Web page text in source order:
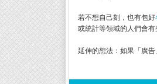
若不想自己刻，也有包好
或統計等領域的人們會有
延伸的想法：如果「廣